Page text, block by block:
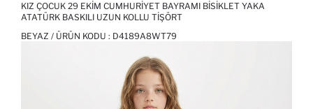
KIZ ÇOCUK 29 EKIM CUMHURIYET BAYRAMI BISIKLET YAKA
ATATÜRK BASKILI UZUN KOLLU TIŞÖRT
BEYAZ / ÜRÜN KODU : D4189A8WT79